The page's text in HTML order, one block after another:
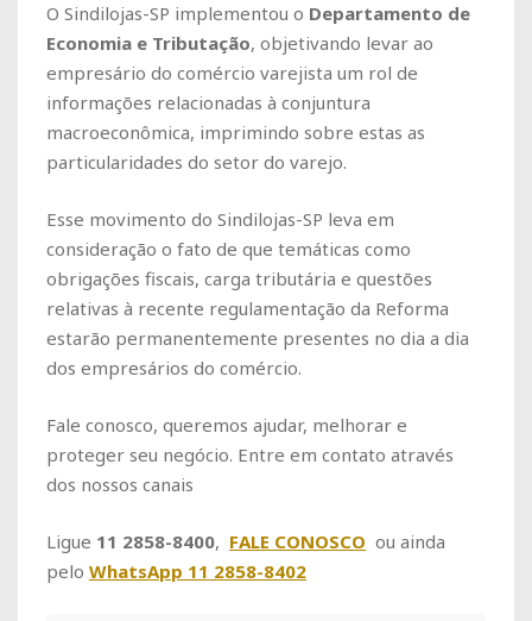
O Sindilojas-SP implementou o Departamento de
Economia e Tributação, objetivando levar ao
empresário do comércio varejista um rol de
informações relacionadas à conjuntura
macroeconômica, imprimindo sobre estas as
particularidades do setor do varejo.
Esse movimento do Sindilojas-SP leva em
consideração o fato de que temáticas como
obrigações fiscais, carga tributária e questões
relativas à recente regulamentação da Reforma
estarão permanentemente presentes no dia a dia
dos empresários do comércio.
Fale conosco, queremos ajudar, melhorar e
proteger seu negócio. Entre em contato através
dos nossos canais
Ligue 11 2858-8400, FALE CONOSCO ou ainda
pelo WhatsApp 11 2858-8402